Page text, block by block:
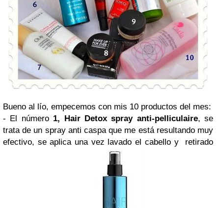
Bueno al lío, empecemos con mis 10 productos del mes:
- El número 1, Hair Detox spray anti-pelliculaire, se
trata de un spray anti caspa que me está resultando muy
efectivo, se aplica una vez lavado el cabello y retirado